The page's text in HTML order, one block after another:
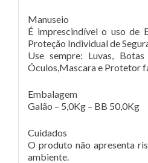
Manuseio
É imprescindível o uso de
Proteção Individual de
Use sempre: Luvas,
Óculos,Mascara e Protetor
Embalagem
Galão – 5,0Kg – BB 50,0Kg
Cuidados
O produto não apresenta
ambiente.